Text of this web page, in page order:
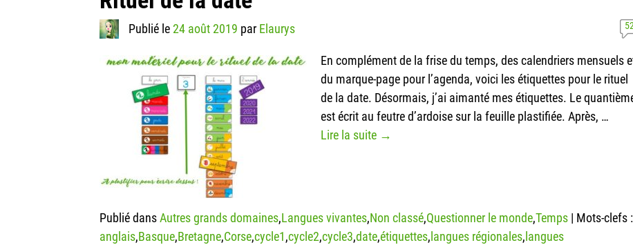
Publié le 24 août 2019 par Elaurys
En complément de la frise du temps, des calendriers mensuels
du marque-page pour l’agenda, voici les étiquettes pour le rituel
de la date. Désormais, j’ai aimanté mes étiquettes. Le
est écrit au feutre d’ardoise sur la feuille plastifiée. Après, …
Lire la suite →
Publié dansAutres grands domaines,Langues vivantes,Non classé,Questionner le monde,Temps | Mots-clefs :
anglais,Basque,Bretagne,Corse,cycle1,cycle2,cycle3,date,étiquettes, langues régionales, langues